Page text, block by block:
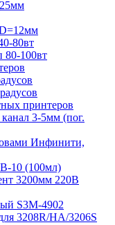
80вт
80-100вт
принтеров
3-5мм (пог.
Инфинити,
10 (100мл)
3200мм 220В
S3M-4902
3208R/HA/3206S